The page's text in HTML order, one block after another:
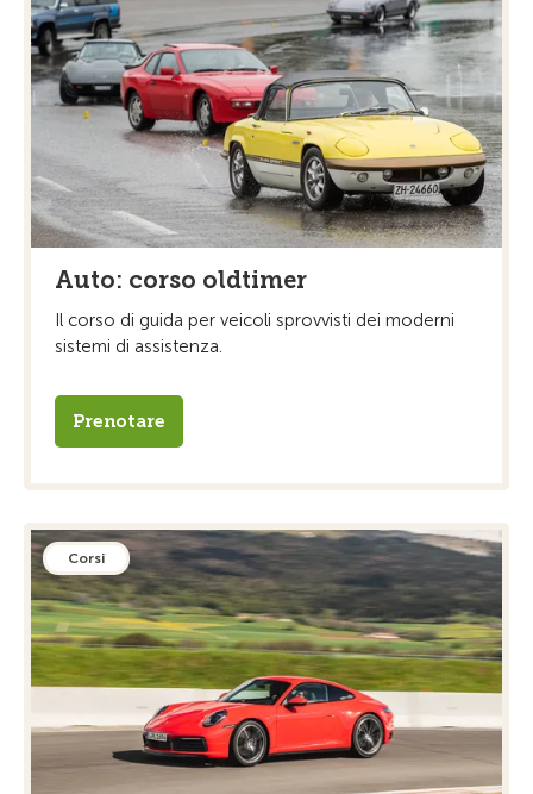
Auto: corso oldtimer
Il corso di guida per veicoli sprovvisti dei moderni
sistemi di assistenza.
Prenotare
Corsi